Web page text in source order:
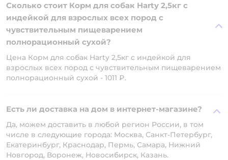
Сколько стоит Корм для собак Harty 2,5кг с
индейкой для взрослых всех пород с
чувствительным пищеварением
полнорационный сухой?
Цена Корм для собак Harty 2,5кг с индейкой для
взрослых всех пород с чувствительным пищеварением
полнорационный сухой - 1011 ₽.
Есть ли доставка на дом в интернет-магазине?
Да, можем доставить в любой регион России, в том
числе в следующие города: Москва, Санкт-Петербург,
Екатеринбург, Краснодар, Пермь, Самара, Нижний
Новгород, Воронеж, Новосибирск, Казань.